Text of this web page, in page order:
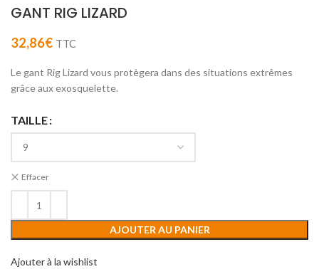
GANT RIG LIZARD
32,86€ TTC
Le gant Rig Lizard vous protègera dans des situations extrêmes
grâce aux exosquelette.
TAILLE
Effacer
AJOUTER AU PANIER
Ajouter à la wishlist